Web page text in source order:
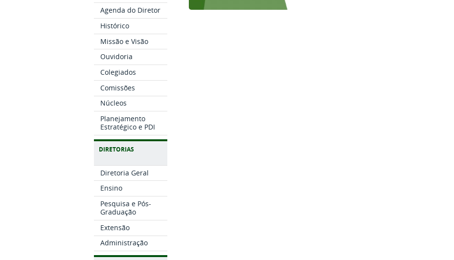
Agenda do Diretor
Histórico
Missão e Visão
Ouvidoria
Colegiados
Comissões
Núcleos
Planejamento
Estratégico e PDI
DIRETORIAS
Diretoria Geral
Ensino
Pesquisa e Pós-
Graduação
Extensão
Administração